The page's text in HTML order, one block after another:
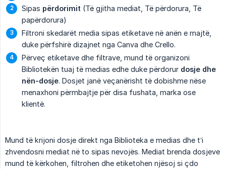
Sipas përdorimit (Të gjitha mediat, Të përdorura, Të
papërdorura)
Filtroni skedarët media sipas etiketave në anën e majtë,
duke përfshirë dizajnet nga Canva dhe Crello.
Përveç etiketave dhe filtrave, mund të organizoni
Bibliotekën tuaj të medias edhe duke përdorur dosje dhe
nën-dosje. Dosjet janë veçanërisht të dobishme nëse
menaxhoni përmbajtje për disa fushata, marka ose
klientë.
Mund të krijoni dosje direkt nga Biblioteka e medias dhe t’i
zhvendosni mediat në to sipas nevojës. Mediat brenda dosjeve
mund të kërkohen, filtrohen dhe etiketohen njësoj si çdo